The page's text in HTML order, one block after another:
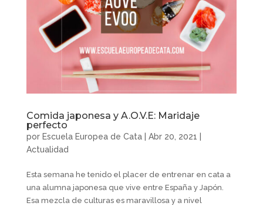
Comida japonesa y A.O.V.E: Maridaje
perfecto
por Escuela Europea de Cata| Abr 20, 2021
Actualidad
Esta semana he tenido el placer de entrenar en cata a
una alumna japonesa que vive entre España y Japón.
Esa mezcla de culturas es maravillosa y a nivel